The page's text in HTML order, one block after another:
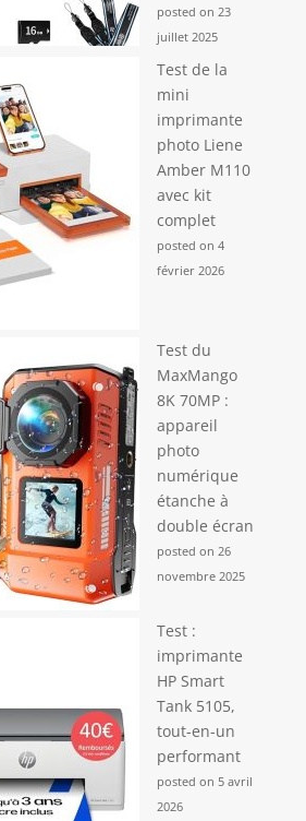
posted on 23
juillet 2025
Test de la
mini
imprimante
photo Liene
Amber M110
avec kit
complet
posted on 4
février 2026
Test du
MaxMango
8K 70MP :
appareil
photo
numérique
étanche à
double écran
posted on 26
novembre 2025
Test :
imprimante
HP Smart
Tank 5105,
tout-en-un
performant
posted on 5 avril
2026